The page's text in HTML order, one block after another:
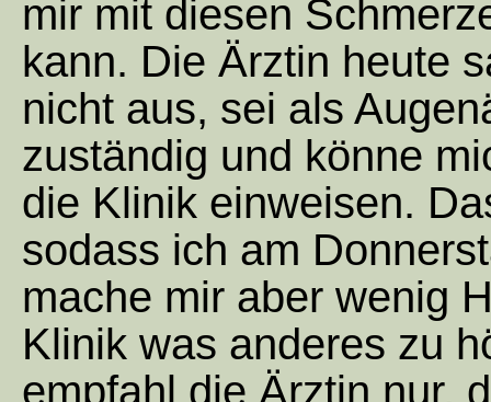
mir mit diesen
kann. Die Ärztin heute
nicht aus, sei als
zuständig und könne
die Klinik einweisen.
sodass ich am
mache mir aber wenig
Klinik was anderes zu
empfahl die Ärztin nur,